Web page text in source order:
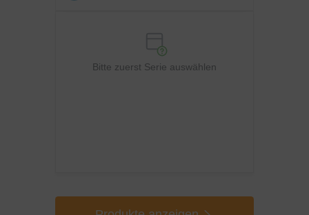
Bitte zuerst Serie auswählen